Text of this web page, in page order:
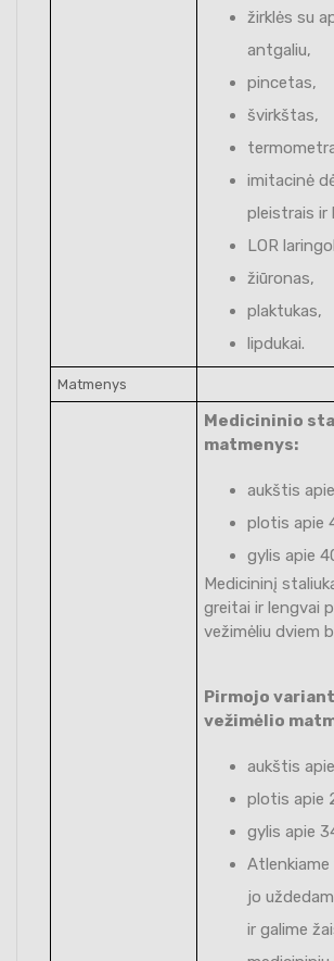
žirklės su
antgaliu,
pincetas,
švirkštas,
imitacinė
pleistrais ir
LOR
žiūronas,
plaktukas,
lipdukai.
Matmenys
Medicininio
matmenys:
aukštis
plotis apie
gylis apie
Medicininį
greitai ir lengvai
vežimėliu dviem
Pirmojo
vežimėlio
aukštis
plotis apie
gylis apie
jo
ir galime